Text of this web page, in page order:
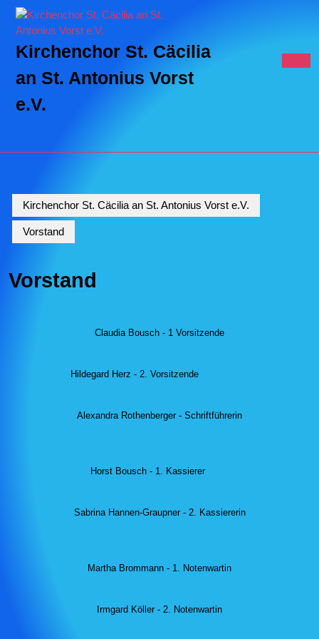
Kirchenchor St. Cäcilia
an St. Antonius Vorst
e.V.
Kirchenchor St. Cäcilia an St. Antonius Vorst e.V.
Vorstand
Vorstand
Claudia Bousch - 1 Vorsitzende
Hildegard Herz - 2. Vorsitzende
Alexandra Rothenberger - Schriftführerin
Horst Bousch - 1. Kassierer
Sabrina Hannen-Graupner - 2. Kassiererin
Martha Brommann - 1. Notenwartin
Irmgard Köller - 2. Notenwartin